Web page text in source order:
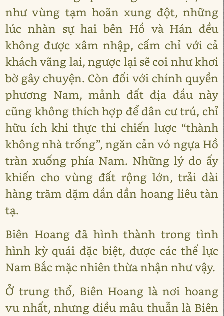
như vùng tạm hoãn xung đột, những
lúc nhàn sự hai bên Hồ và Hán đều
không được xâm nhập, cấm chỉ với cả
khách vãng lai, ngược lại sẽ coi như khơi
bờ gây chuyện. Còn đối với chính quyền
phương Nam, mảnh đất địa đầu này
cũng không thích hợp để dân cư trú, chỉ
hữu ích khi thực thi chiến lược “thành
không nhà trống”, ngăn cản vó ngựa Hồ
tràn xuống phía Nam. Những lý do ấy
khiến cho vùng đất rộng lớn, trải dài
hàng trăm dặm dần dần hoang liêu tàn
tạ.
Biên Hoang đã hình thành trong tình
hình kỳ quái đặc biệt, được các thế lực
Nam Bắc mặc nhiên thừa nhận như vậy.
Ở trung thổ, Biên Hoang là nơi hoang
vu nhất, nhưng điều mâu thuẫn là Biên